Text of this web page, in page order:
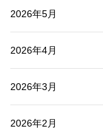
2026年5月
2026年4月
2026年3月
2026年2月